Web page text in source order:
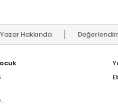
Yazar Hakkında